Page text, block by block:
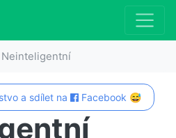
Neinteligentní
a sdílet na Facebook 😅